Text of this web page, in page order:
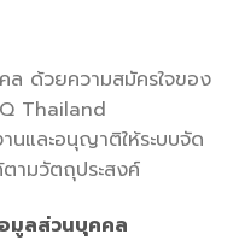
ด้วยความสมัครใจของ
Thailand
นและอนุญาติให้ระบบจัด
ตามวัตถุประสงค์
มูลส่วนบุคคล